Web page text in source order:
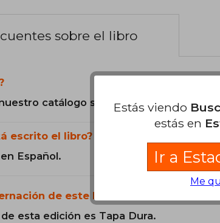
sobre el libro
catálogo son Originales.
escrito el libro?
Español.
de este libro?
esta edición es Tapa Dura.
Estás viendo
estás en
Ir a
Me